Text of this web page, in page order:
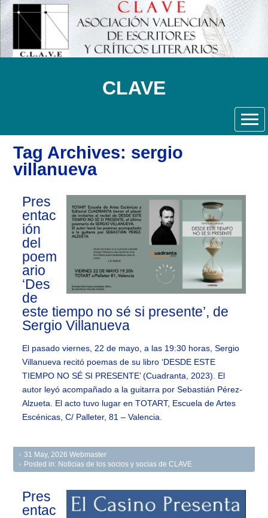
CLAVE
Tag Archives: sergio
villanueva
Pres
entac
ión
del
poem
ario
‘Des
de
este tiempo no sé si presente’, de
Sergio Villanueva
El pasado viernes, 22 de mayo, a las 19:30 horas, Sergio
Villanueva recitó poemas de su libro ‘DESDE ESTE
TIEMPO NO SÉ SI PRESENTE’ (Cuadranta, 2023). El
autor leyó acompañado a la guitarra por Sebastián Pérez-
Alzueta. El acto tuvo lugar en TOTART, Escuela de Artes
Escénicas, C/ Palleter, 81 – Valencia.
31 May, 2026 Webmaster
Posted in: Noticias de los socios y socias de CLAVE
Pres
entac